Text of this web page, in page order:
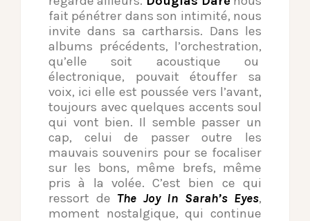
fait pénétrer dans son intimité, nous
invite dans sa cartharsis. Dans les
albums précédents, l’orchestration,
qu’elle soit acoustique ou
électronique, pouvait étouffer sa
voix, ici elle est poussée vers l’avant,
toujours avec quelques accents soul
qui vont bien. Il semble passer un
cap, celui de passer outre les
mauvais souvenirs pour se focaliser
sur les bons, même brefs, même
pris à la volée. C’est bien ce qui
ressort de The Joy in Sarah’s Eyes,
moment nostalgique, qui continue